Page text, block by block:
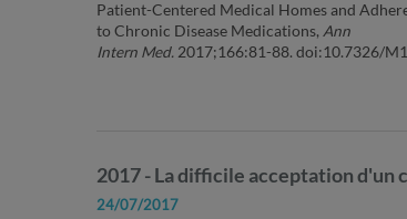
Patient-Centered Medical Homes and
to Chronic Disease Medications, Ann
Intern Med. 2017;166:81-88. doi:10.7326/
2017 - La difficile acceptation d'un
24/07/2017